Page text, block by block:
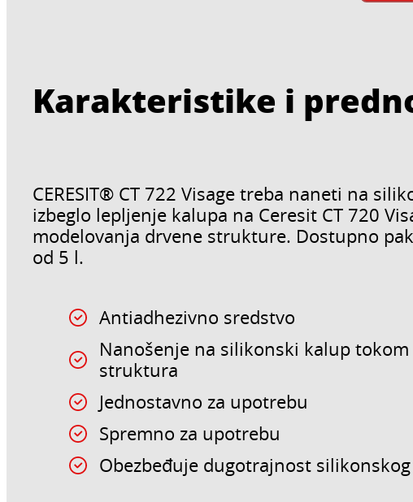
Karakteristike i
CERESIT® CT 722 Visage treba naneti na
izbeglo lepljenje kalupa na Ceresit CT 720
modelovanja drvene strukture. Dostupno
od 5 l.
Antiadhezivno sredstvo
Nanošenje na silikonski kalup
struktura
Jednostavno za upotrebu
Spremno za upotrebu
Obezbeđuje dugotrajnost